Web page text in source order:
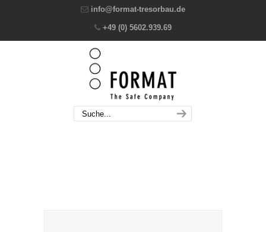
info@format-tresorbau.de
+49 (0) 5602.939.69